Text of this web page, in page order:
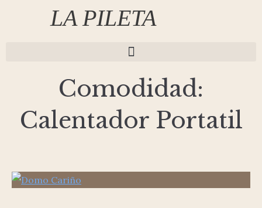
LA PILETA
Comodidad:
Calentador Portatil